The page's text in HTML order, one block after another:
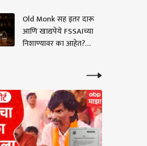
निघणार, अर्जदारांची
धाकधूक वाढली
Old Monk सह इतर दारू
आणि खाद्यपेये FSSAIच्या
निशाण्यावर का आहेत?